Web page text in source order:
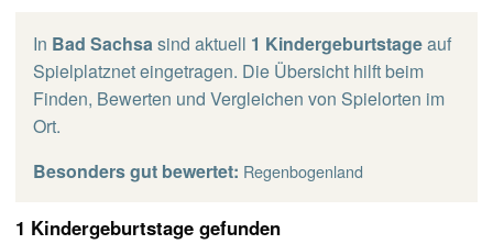
In Bad Sachsasind aktuell 1 Kindergeburtstageauf
Spielplatznet eingetragen. Die Übersicht hilft beim
Finden, Bewerten und Vergleichen von Spielorten im
Ort.
Besonders gut bewertet: Regenbogenland
1 Kindergeburtstage gefunden